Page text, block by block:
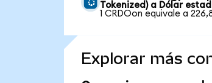
Tokenized) a Dólar
1 CRDOon equivale a
Explorar más